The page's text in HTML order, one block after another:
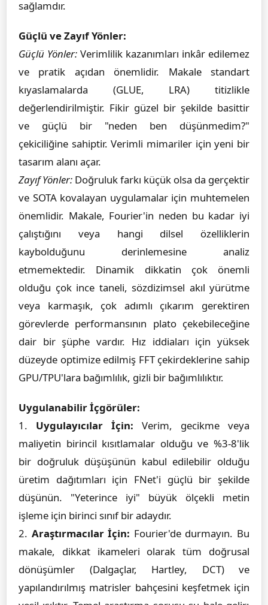
sağlamdır.
Güçlü ve Zayıf Yönler:
Güçlü Yönler: Verimlilik kazanımları inkâr edilemez
ve pratik açıdan önemlidir. Makale standart
kıyaslamalarda (GLUE, LRA) titizlikle
değerlendirilmiştir. Fikir güzel bir şekilde basittir
ve güçlü bir "neden ben düşünmedim?"
çekiciliğine sahiptir. Verimli mimariler için yeni bir
tasarım alanı açar.
Zayıf Yönler: Doğruluk farkı küçük olsa da gerçektir
ve SOTA kovalayan uygulamalar için muhtemelen
önemlidir. Makale, Fourier'in neden bu kadar iyi
çalıştığını veya hangi dilsel özelliklerin
kaybolduğunu derinlemesine analiz
etmemektedir. Dinamik dikkatin çok önemli
olduğu çok ince taneli, sözdizimsel akıl yürütme
veya karmaşık, çok adımlı çıkarım gerektiren
görevlerde performansının plato çekebileceğine
dair bir şüphe vardır. Hız iddiaları için yüksek
düzeyde optimize edilmiş FFT çekirdeklerine sahip
GPU/TPU'lara bağımlılık, gizli bir bağımlılıktır.
Uygulanabilir İçgörüler:
1. Uygulayıcılar İçin: Verim, gecikme veya
maliyetin birincil kısıtlamalar olduğu ve %3-8'lik
bir doğruluk düşüşünün kabul edilebilir olduğu
üretim dağıtımları için FNet'i güçlü bir şekilde
düşünün. "Yeterince iyi" büyük ölçekli metin
işleme için birinci sınıf bir adaydır.
2. Araştırmacılar İçin: Fourier'de durmayın. Bu
makale, dikkat ikameleri olarak tüm doğrusal
dönüşümler (Dalgaçlar, Hartley, DCT) ve
yapılandırılmış matrisler bahçesini keşfetmek için